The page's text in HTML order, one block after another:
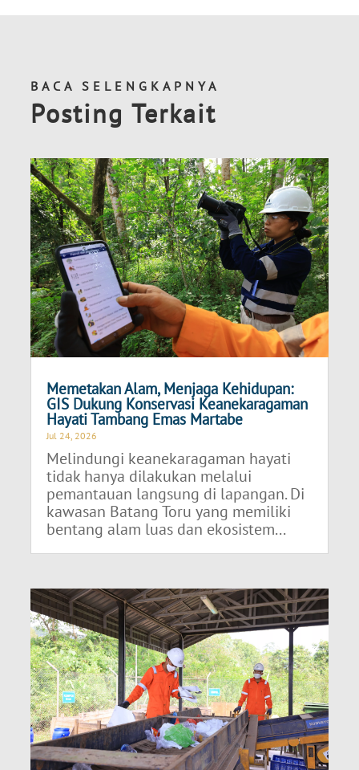
BACA SELENGKAPNYA
Posting Terkait
Memetakan Alam, Menjaga Kehidupan:
GIS Dukung Konservasi Keanekaragaman
Hayati Tambang Emas Martabe
Jul 24, 2026
Melindungi keanekaragaman hayati
tidak hanya dilakukan melalui
pemantauan langsung di lapangan. Di
kawasan Batang Toru yang memiliki
bentang alam luas dan ekosistem...